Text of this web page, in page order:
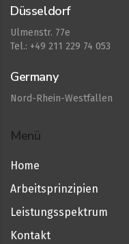
Düsseldorf
Ulmenstr. 77e
Tel.: +49 211 229 74 053
Germany
Nord-Rhein-Westfallen
Menü
Home
Arbeitsprinzipien
Leistungsspektrum
Kontakt